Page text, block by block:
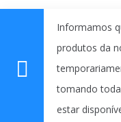
Informamos
produtos da
tomando
estar